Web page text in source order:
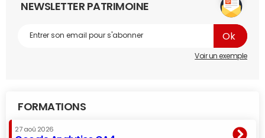
NEWSLETTER PATRIMOINE
Voir un exemple
FORMATIONS
27 aoû 2026